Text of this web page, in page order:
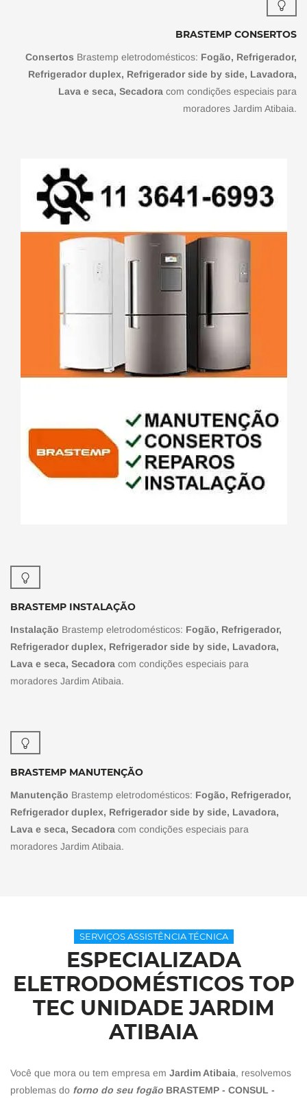
BRASTEMP CONSERTOS
Consertos Brastemp eletrodomésticos: Fogão, Refrigerador,
Refrigerador duplex, Refrigerador side by side, Lavadora,
Lava e seca, Secadora com condições especiais para
moradores Jardim Atibaia.
BRASTEMP INSTALAÇÃO
Instalação Brastemp eletrodomésticos: Fogão, Refrigerador,
Refrigerador duplex, Refrigerador side by side, Lavadora,
Lava e seca, Secadora com condições especiais para
moradores Jardim Atibaia.
BRASTEMP MANUTENÇÃO
Manutenção Brastemp eletrodomésticos: Fogão, Refrigerador,
Refrigerador duplex, Refrigerador side by side, Lavadora,
Lava e seca, Secadora com condições especiais para
moradores Jardim Atibaia.
SERVIÇOS ASSISTÊNCIA TÉCNICA
ESPECIALIZADA
ELETRODOMÉSTICOS TOP
TEC UNIDADE JARDIM
ATIBAIA
Você que mora ou tem empresa em Jardim Atibaia, resolvemos
problemas do forno do seu fogão BRASTEMP - CONSUL -